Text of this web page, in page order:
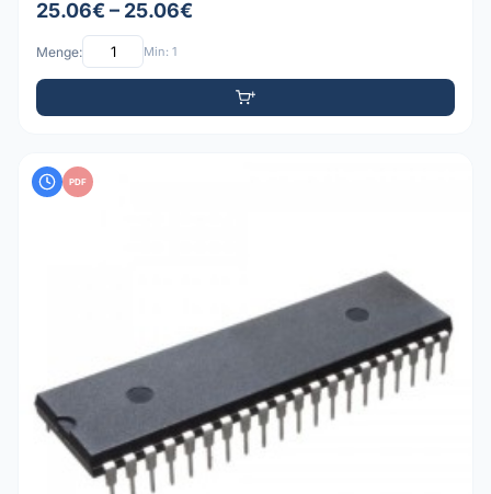
25.06€ – 25.06€
Menge: Min: 1
PDF